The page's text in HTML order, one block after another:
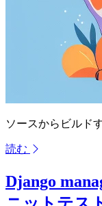
ソースからビルド
読む
Django